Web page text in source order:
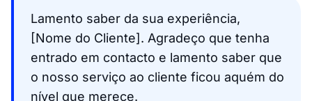
Lamento saber da sua experiência,
[Nome do Cliente]. Agradeço que tenha
entrado em contacto e lamento saber que
o nosso serviço ao cliente ficou aquém do
nível que merece.